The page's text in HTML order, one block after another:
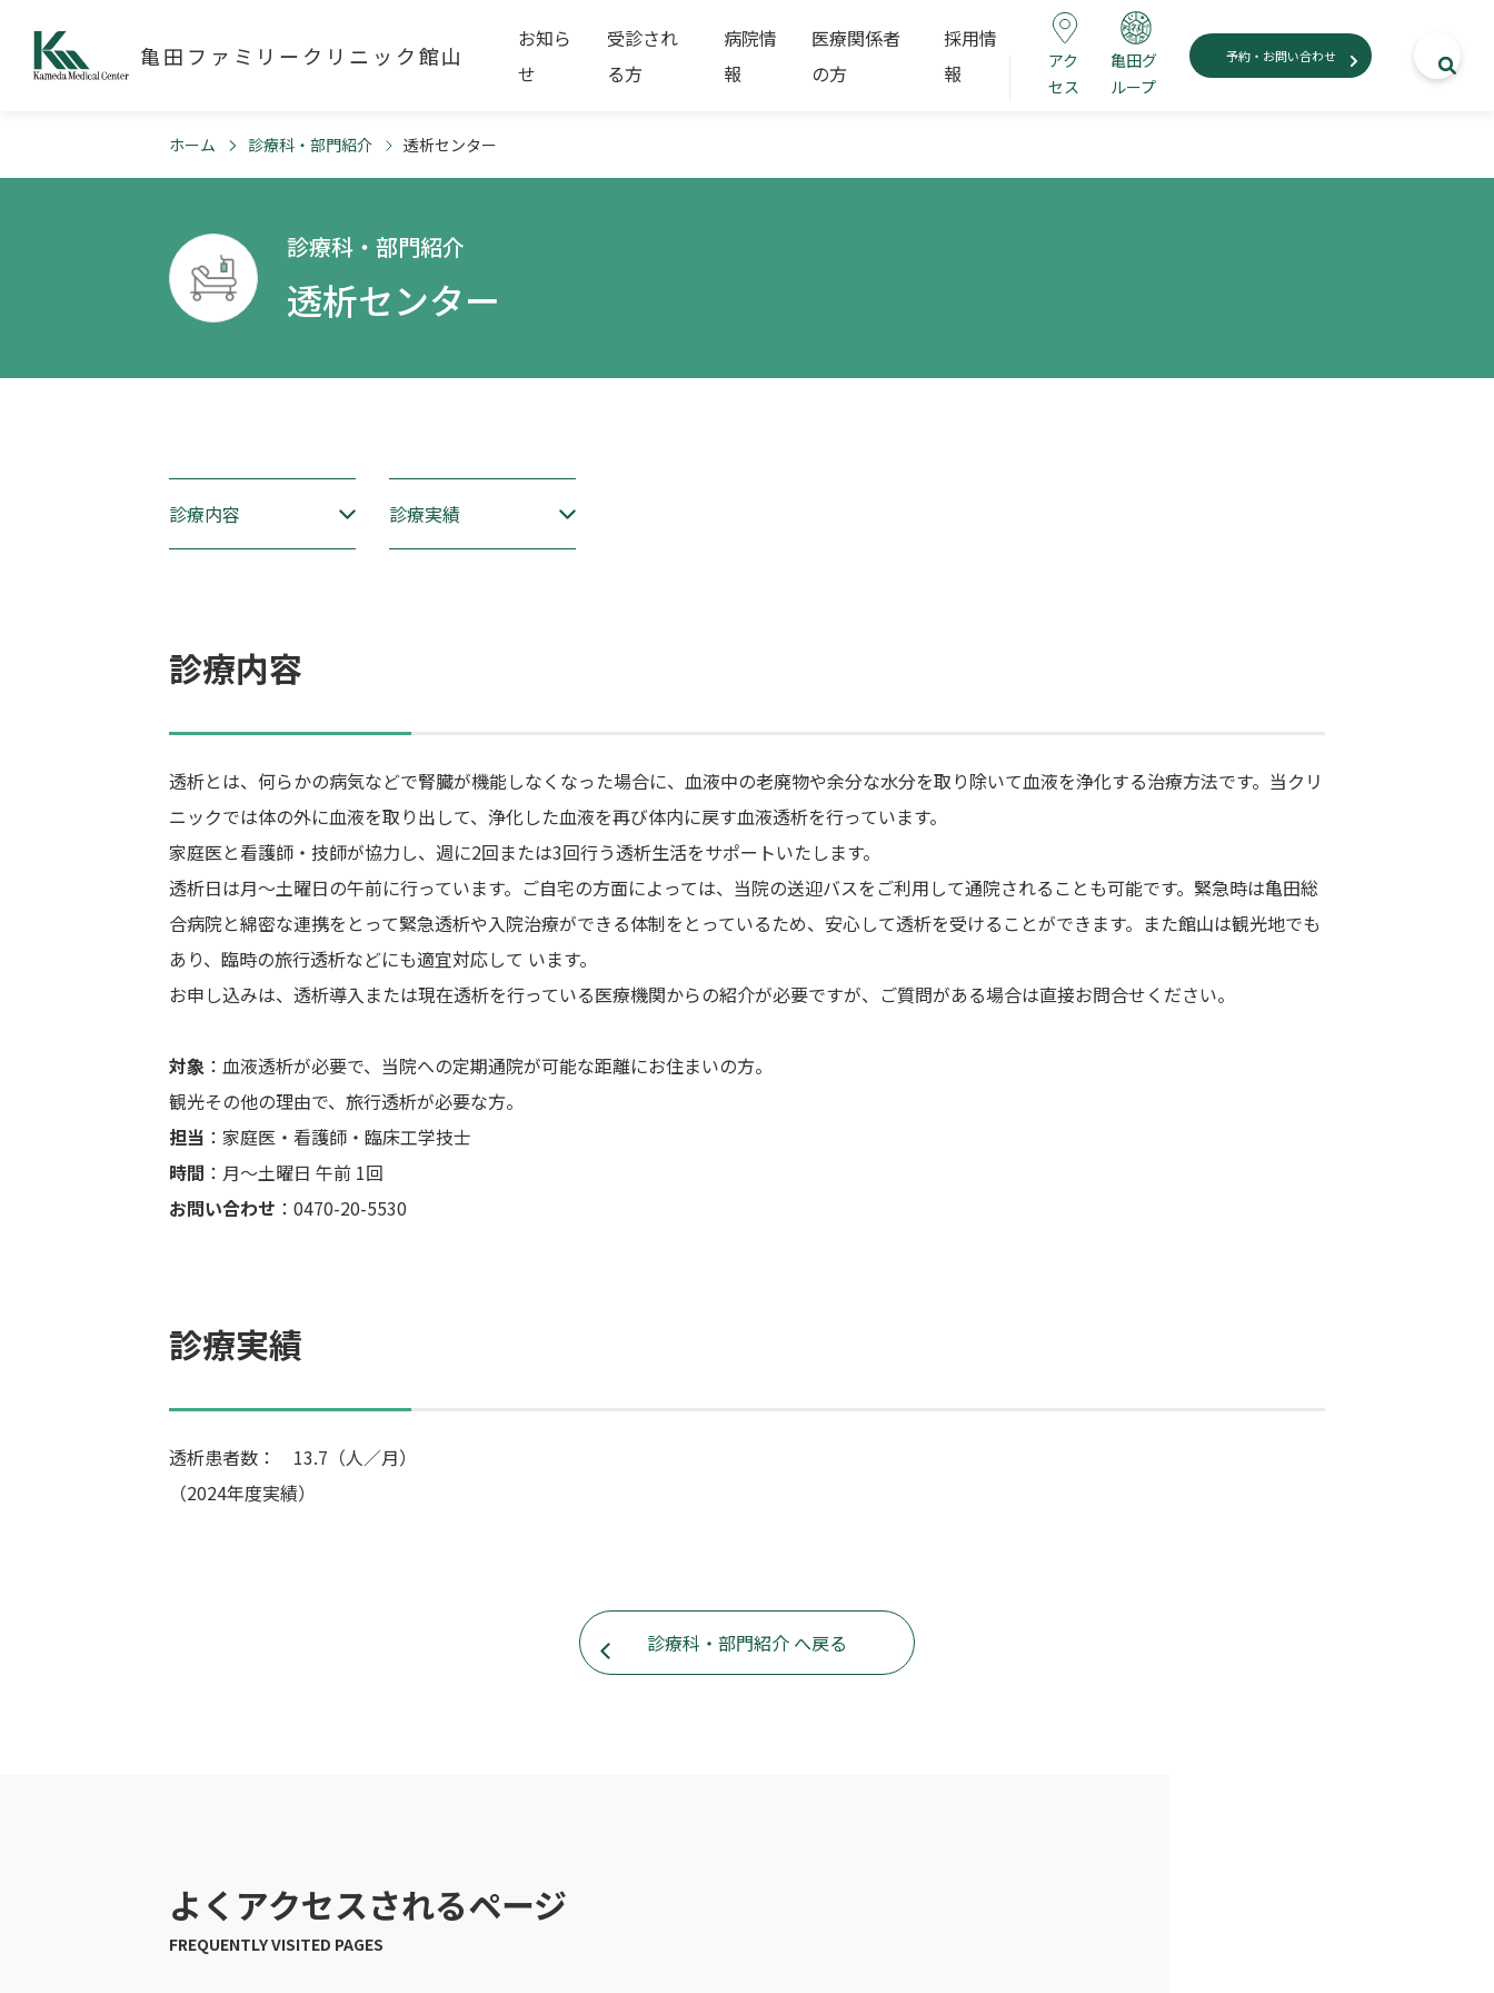
亀田ファミリークリニック館山
お知ら
せ
受診され
る方
病院情
報
医療関係者
の方
採用情
報
アク
セス
亀田グ
ループ
予約・お問い合わせ
ホーム 診療科・部門紹介 透析センター
診療科・部門紹介
透析センター
診療内容 診療実績
診療内容
透析とは、何らかの病気などで腎臓が機能しなくなった場合に、血液中の老廃物や余分な水分を取り除いて血液を浄化する治療方法です。当クリ
ニックでは体の外に血液を取り出して、浄化した血液を再び体内に戻す血液透析を行っています。
家庭医と看護師・技師が協力し、週に2回または3回行う透析生活をサポートいたします。
透析日は月～土曜日の午前に行っています。ご自宅の方面によっては、当院の送迎バスをご利用して通院されることも可能です。緊急時は亀田総
合病院と綿密な連携をとって緊急透析や入院治療ができる体制をとっているため、安心して透析を受けることができます。また館山は観光地でも
あり、臨時の旅行透析などにも適宜対応して います。
お申し込みは、透析導入または現在透析を行っている医療機関からの紹介が必要ですが、ご質問がある場合は直接お問合せください。
対象 ：血液透析が必要で、当院への定期通院が可能な距離にお住まいの方。
観光その他の理由で、旅行透析が必要な方。
担当 ：家庭医・看護師・臨床工学技士
時間 ：月～土曜日 午前 1回
お問い合わせ ：0470-20-5530
診療実績
透析患者数： 13.7（人／月）
（2024年度実績）
診療科・部門紹介 へ戻る
よくアクセスされるページ